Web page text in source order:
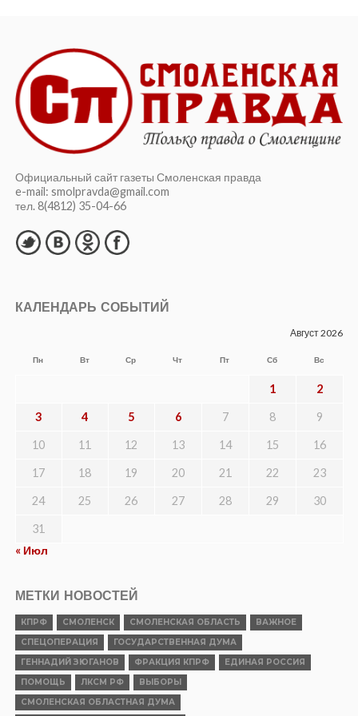
Официальный сайт газеты Смоленская правда
e-mail: smolpravda@gmail.com
тел. 8(4812) 35-04-66
КАЛЕНДАРЬ СОБЫТИЙ
Август 2026
Пн Вт Ср Чт Пт Сб Вс
1 2
3 4 5 6 7 8 9
10 11 12 13 14 15 16
17 18 19 20 21 22 23
24 25 26 27 28 29 30
31
« Июл
МЕТКИ НОВОСТЕЙ
КПРФ СМОЛЕНСК СМОЛЕНСКАЯ ОБЛАСТЬ
ВАЖНОЕ
СПЕЦОПЕРАЦИЯ
ГОСУДАРСТВЕННАЯ ДУМА
ГЕННАДИЙ ЗЮГАНОВ
ФРАКЦИЯ КПРФ
ЕДИНАЯ РОССИЯ
ПОМОЩЬ
ЛКСМ РФ
ВЫБОРЫ
СМОЛЕНСКАЯ ОБЛАСТНАЯ ДУМА